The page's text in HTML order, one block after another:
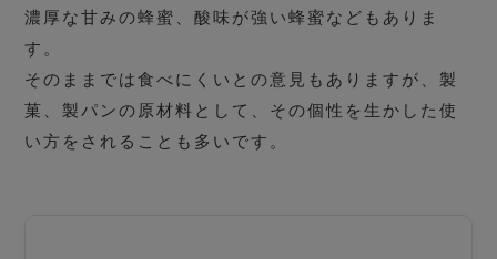
濃厚な甘みの蜂蜜、酸味が強い蜂蜜などもありま
す。
そのままでは食べにくいとの意見もありますが、製
菓、製パンの原材料として、その個性を生かした使
い方をされることも多いです。